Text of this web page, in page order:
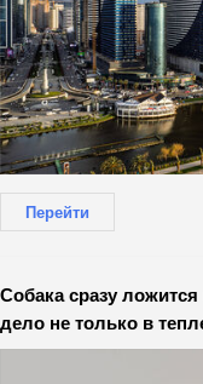
Перейти
Собака сразу
дело не только в